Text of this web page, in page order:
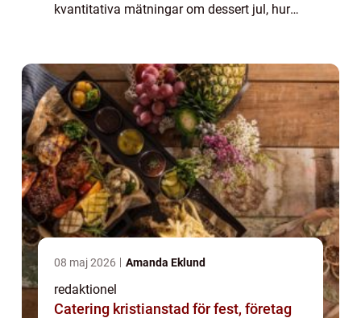
kvantitativa mätningar om dessert jul, hur
08 maj 2026 Amanda Eklund
redaktionel
Catering kristianstad för fest, företag